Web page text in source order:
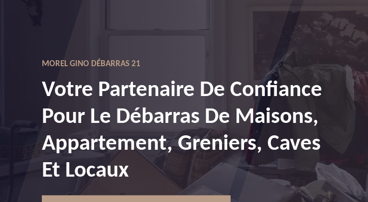
MOREL GINO DÉBARRAS 21
Votre Partenaire De Confiance
Pour Le Débarras De Maisons,
Appartement, Greniers, Caves
Et Locaux